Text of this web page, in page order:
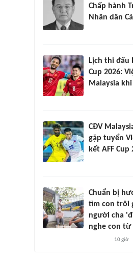
Chấp hành
Nhân dân
Lịch thi đấu
Cup 2026:
Malaysia
CĐV
gặp tuyển
kết AFF Cup
Chuẩn bị
tìm con trôi
người cha
nghe con
10 giờ